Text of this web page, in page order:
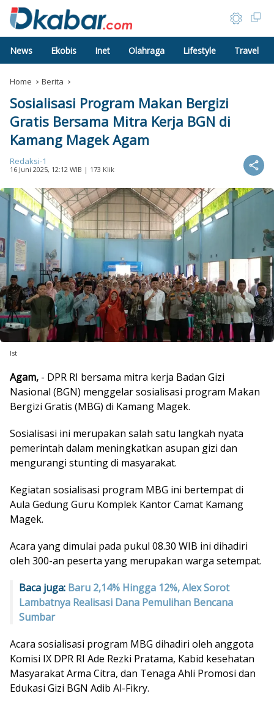
News Ekobis Inet Olahraga Lifestyle Travel
Home Berita
Sosialisasi Program Makan Bergizi
Gratis Bersama Mitra Kerja BGN di
Kamang Magek Agam
Redaksi-1
16 Juni 2025, 12:12 WIB | 173 Klik
Ist
Agam, - DPR RI bersama mitra kerja Badan Gizi
Nasional (BGN) menggelar sosialisasi program Makan
Bergizi Gratis (MBG) di Kamang Magek.
Sosialisasi ini merupakan salah satu langkah nyata
pemerintah dalam meningkatkan asupan gizi dan
mengurangi stunting di masyarakat.
Kegiatan sosialisasi program MBG ini bertempat di
Aula Gedung Guru Komplek Kantor Camat Kamang
Magek.
Acara yang dimulai pada pukul 08.30 WIB ini dihadiri
oleh 300-an peserta yang merupakan warga setempat.
Baca juga: Baru 2,14% Hingga 12%, Alex Sorot
Lambatnya Realisasi Dana Pemulihan Bencana
Sumbar
Acara sosialisasi program MBG dihadiri oleh anggota
Komisi IX DPR RI Ade Rezki Pratama, Kabid kesehatan
Masyarakat Arma Citra, dan Tenaga Ahli Promosi dan
Edukasi Gizi BGN Adib Al-Fikry.